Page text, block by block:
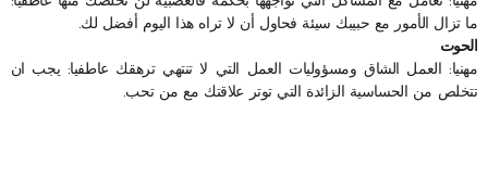
ما تزال الأمور مع حبيبك سيئة فحاول أن لا تراه هذا اليوم أفضل لك.
الحوت
مهنيا: العمل الشاق ومسؤوليات العمل التي لا تنتهي ترهقك عاطفيا: يجب ان
تتخلص من الحساسية الزائدة التي توتر علاقتك مع من تحب.